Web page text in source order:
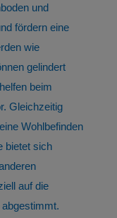
und
fördern eine
wie
gelindert
beim
Gleichzeitig
Wohlbefinden
bietet sich
auf die